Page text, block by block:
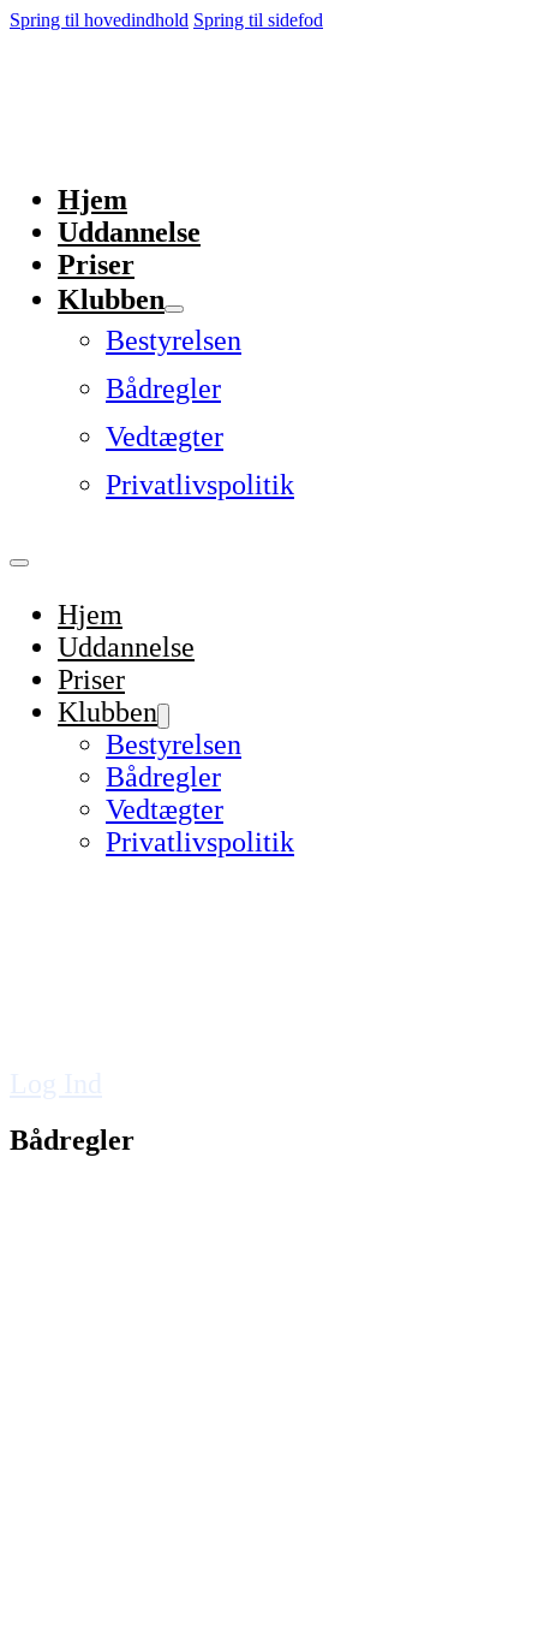
Spring til hovedindhold Spring til sidefod
Hjem
Uddannelse
Priser
Klubben
Bestyrelsen
Bådregler
Vedtægter
Privatlivspolitik
Hjem
Uddannelse
Priser
Klubben
Bestyrelsen
Bådregler
Vedtægter
Privatlivspolitik
Bådregler